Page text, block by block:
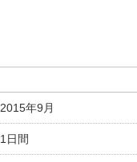
2015年9月
1日間